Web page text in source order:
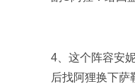
4、这个阵容安
后找阿狸换下萨